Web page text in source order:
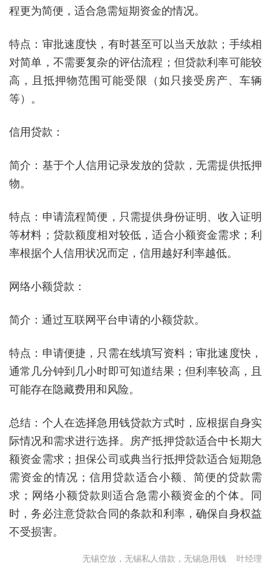
程更为简便，适合急需短期资金的情况。
特点：审批速度快，有时甚至可以当天放款；手续相
对简单，不需要复杂的评估流程；但贷款利率可能较
高，且抵押物范围可能受限（如只接受房产、车辆
等）。
信用贷款：
简介：基于个人信用记录发放的贷款，无需提供抵押
物。
特点：申请流程简便，只需提供身份证明、收入证明
等材料；贷款额度相对较低，适合小额资金需求；利
率根据个人信用状况而定，信用越好利率越低。
网络小额贷款：
简介：通过互联网平台申请的小额贷款。
特点：申请便捷，只需在线填写资料；审批速度快，
通常几分钟到几小时即可知道结果；但利率较高，且
可能存在隐藏费用和风险。
总结：个人在选择急用钱贷款方式时，应根据自身实
际情况和需求进行选择。房产抵押贷款适合中长期大
额资金需求；担保公司或典当行抵押贷款适合短期急
需资金的情况；信用贷款适合小额、简便的贷款需
求；网络小额贷款则适合急需小额资金的个体。同
时，务必注意贷款合同的条款和利率，确保自身权益
不受损害。
无锡空放，无锡私人借款，无锡急用钱 叶经理